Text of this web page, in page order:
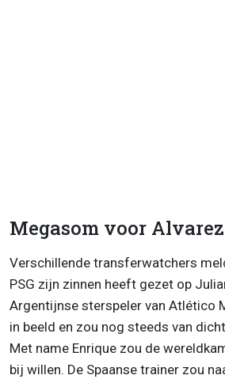
Megasom voor Alvarez
Verschillende transferwatchers
PSG zijn zinnen heeft gezet op
Argentijnse sterspeler van Atlético
in beeld en zou nog steeds van
Met name Enrique zou de
bij willen. De Spaanse trainer zou